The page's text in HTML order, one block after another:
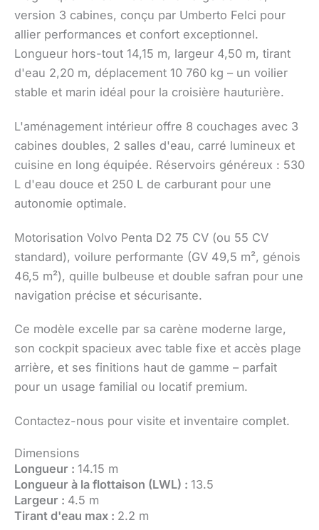
version 3 cabines, conçu par Umberto Felci pour
allier performances et confort exceptionnel.
Longueur hors-tout 14,15 m, largeur 4,50 m, tirant
d'eau 2,20 m, déplacement 10 760 kg – un voilier
stable et marin idéal pour la croisière hauturière.
L'aménagement intérieur offre 8 couchages avec 3
cabines doubles, 2 salles d'eau, carré lumineux et
cuisine en long équipée. Réservoirs généreux : 530
L d'eau douce et 250 L de carburant pour une
autonomie optimale.
Motorisation Volvo Penta D2 75 CV (ou 55 CV
standard), voilure performante (GV 49,5 m², génois
46,5 m²), quille bulbeuse et double safran pour une
navigation précise et sécurisante.
Ce modèle excelle par sa carène moderne large,
son cockpit spacieux avec table fixe et accès plage
arrière, et ses finitions haut de gamme – parfait
pour un usage familial ou locatif premium.
Contactez-nous pour visite et inventaire complet.
Dimensions
Longueur : 14.15 m
Longueur à la flottaison (LWL) : 13.5
Largeur : 4.5 m
Tirant d'eau max : 2.2 m